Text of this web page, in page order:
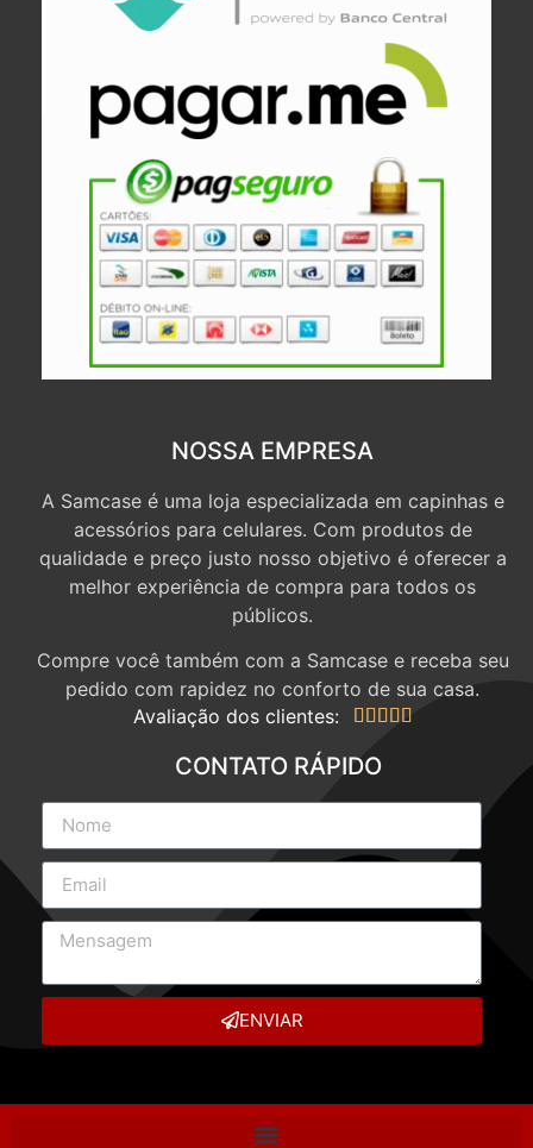
NOSSA EMPRESA
A Samcase é uma loja especializada em capinhas e
acessórios para celulares. Com produtos de
qualidade e preço justo nosso objetivo é oferecer a
melhor experiência de compra para todos os
públicos.
Compre você também com a Samcase e receba seu
pedido com rapidez no conforto de sua casa.
Avaliação dos clientes:
    
CONTATO RÁPIDO
ENVIAR